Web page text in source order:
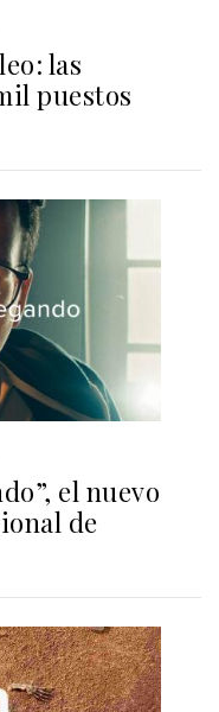
las
puestos
el nuevo
de